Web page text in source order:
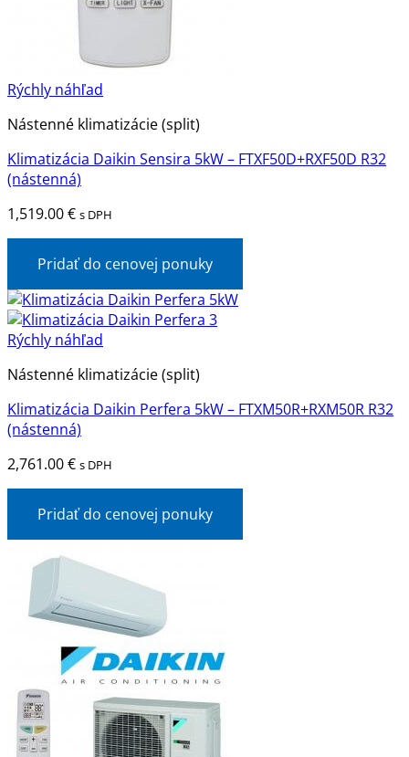
Rýchly náhľad
Nástenné klimatizácie (split)
Klimatizácia Daikin Sensira 5kW – FTXF50D+RXF50D R32
(nástenná)
1,519.00€ s DPH
Pridať do cenovej ponuky
Rýchly náhľad
Nástenné klimatizácie (split)
Klimatizácia Daikin Perfera 5kW – FTXM50R+RXM50R R32
(nástenná)
2,761.00€ s DPH
Pridať do cenovej ponuky